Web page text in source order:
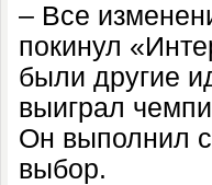
– Все
покинул
были другие
выиграл
Он выполнил
выбор.